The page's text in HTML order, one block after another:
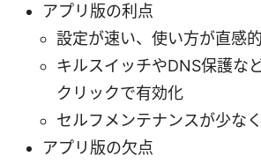
アプリ版の利点
設定が速い、使い方が直感的
キルスイッチやDNS保護な
クリックで有効化
セルフメンテナンスが少な
アプリ版の欠点